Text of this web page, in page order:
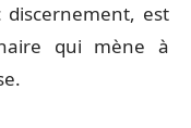
discernement, est
qui mène à